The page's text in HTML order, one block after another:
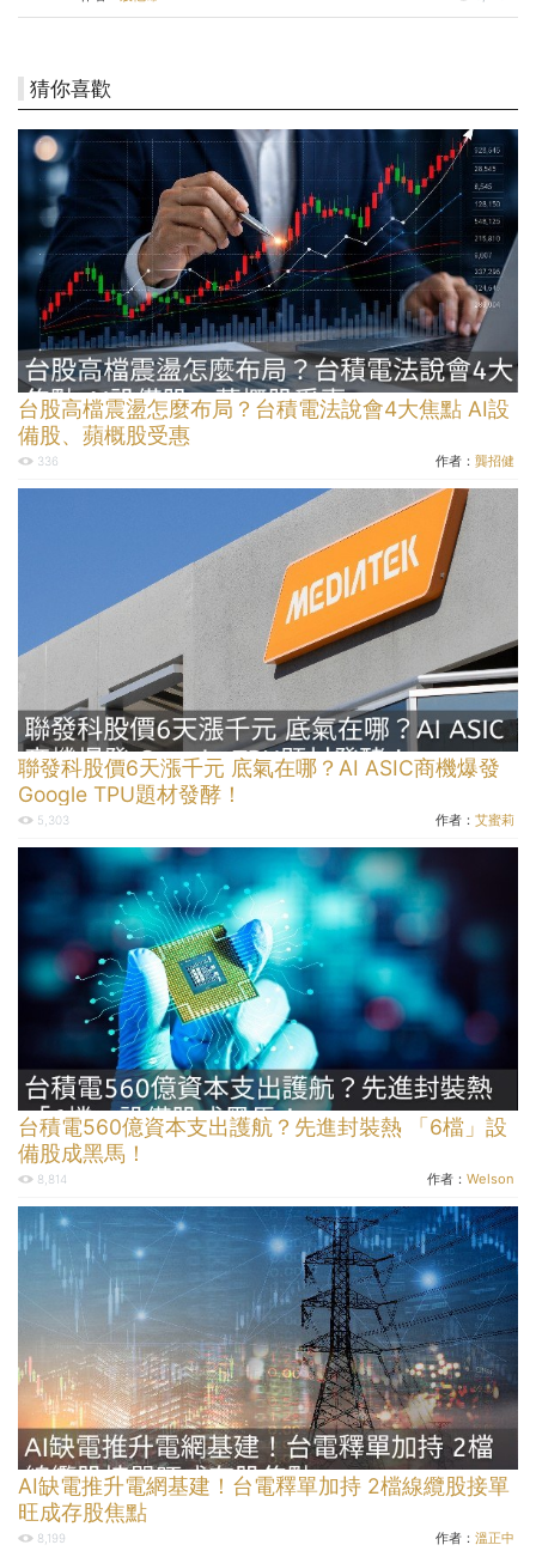
猜你喜歡
台股高檔震盪怎麼布局？台積電法說會4大焦點 AI設
備股、蘋概股受惠
336 作者： 龔招健
聯發科股價6天漲千元 底氣在哪？AI ASIC商機爆發
Google TPU題材發酵！
5,303 作者： 艾蜜莉
台積電560億資本支出護航？先進封裝熱 「6檔」設
備股成黑馬！
8,814 作者： Welson
AI缺電推升電網基建！台電釋單加持 2檔線纜股接單
旺成存股焦點
8,199 作者： 溫正中